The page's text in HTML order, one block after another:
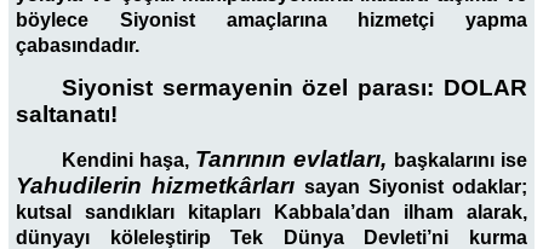
böylece Siyonist amaçlarına hizmetçi yapma
çabasındadır.
Siyonist sermayenin özel parası: DOLAR
saltanatı!
Kendini haşa, Tanrının evlatları, başkalarını ise
Yahudilerin hizmetkârları sayan Siyonist odaklar;
kutsal sandıkları kitapları Kabbala’dan ilham alarak,
dünyayı köleleştirip Tek Dünya Devleti’ni kurma